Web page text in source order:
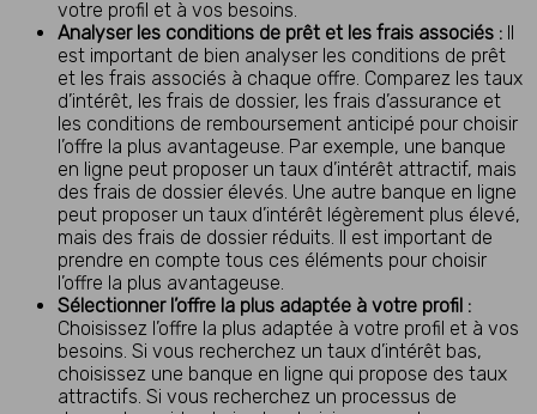
votre profil et à vos besoins.
Analyser les conditions de prêt et les frais associés : Il
est important de bien analyser les conditions de prêt
et les frais associés à chaque offre. Comparez les taux
d’intérêt, les frais de dossier, les frais d’assurance et
les conditions de remboursement anticipé pour choisir
l’offre la plus avantageuse. Par exemple, une banque
en ligne peut proposer un taux d’intérêt attractif, mais
des frais de dossier élevés. Une autre banque en ligne
peut proposer un taux d’intérêt légèrement plus élevé,
mais des frais de dossier réduits. Il est important de
prendre en compte tous ces éléments pour choisir
l’offre la plus avantageuse.
Sélectionner l’offre la plus adaptée à votre profil :
Choisissez l’offre la plus adaptée à votre profil et à vos
besoins. Si vous recherchez un taux d’intérêt bas,
choisissez une banque en ligne qui propose des taux
attractifs. Si vous recherchez un processus de